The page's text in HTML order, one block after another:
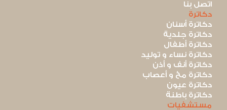
اتصل بنا
دكاترة
دكاترة أسنان
دكاترة جلدية
دكاترة أطفال
دكاترة نساء و توليد
دكاترة أنف و أذن
دكاترة مخ و أعصاب
دكاترة عيون
دكاترة باطنة
مستشفيات